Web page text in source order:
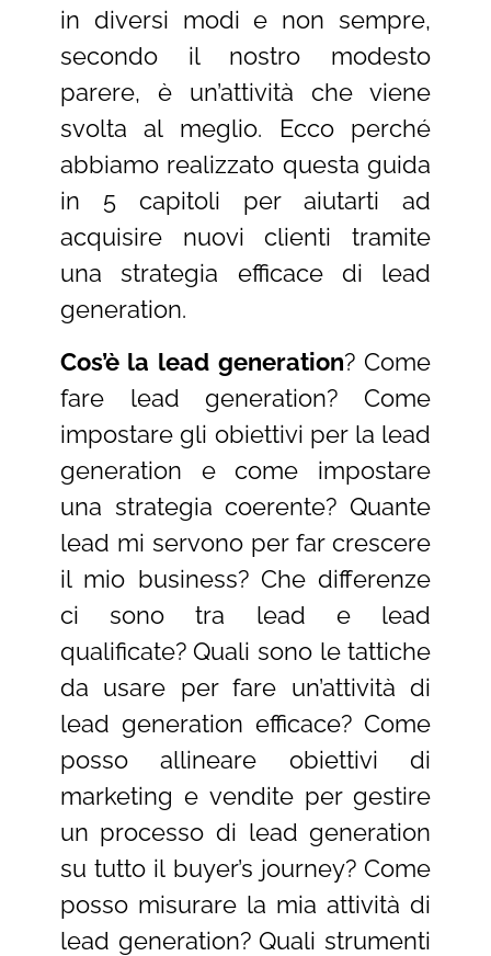
in diversi modi e non sempre,
secondo il nostro modesto
parere, è un’attività che viene
svolta al meglio. Ecco perché
abbiamo realizzato questa guida
in 5 capitoli per aiutarti ad
acquisire nuovi clienti tramite
una strategia efficace di lead
generation.
Cos’è la lead generation? Come
fare lead generation? Come
impostare gli obiettivi per la lead
generation e come impostare
una strategia coerente? Quante
lead mi servono per far crescere
il mio business? Che differenze
ci sono tra lead e lead
qualificate? Quali sono le tattiche
da usare per fare un’attività di
lead generation efficace? Come
posso allineare obiettivi di
marketing e vendite per gestire
un processo di lead generation
su tutto il buyer’s journey? Come
posso misurare la mia attività di
lead generation? Quali strumenti